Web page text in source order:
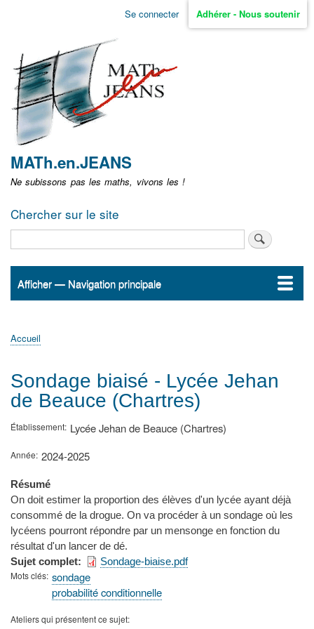
Aller
non
identifié
Se connecter Adhérer - Nous soutenir
MATh.en.JEANS
Ne subissons pas les maths, vivons les !
Chercher sur le site
Navigation
Afficher — Navigation principale
Accueil
ActualitésMATh.en.JEANS ?
Régions et Ateliers
Créer, gérer un atelier
Sujets/Publications
Congrès
d'Ariane
Accueil
Sondage biaisé - Lycée Jehan
de Beauce (Chartres)
Établissement Lycée Jehan de Beauce (Chartres)
Année 2024-2025
Résumé
On doit estimer la proportion des élèves d'un lycée ayant déjà
consommé de la drogue. On va procéder à un sondage où les
lycéens pourront répondre par un mensonge en fonction du
résultat d'un lancer de dé.
Sujet complet
Sondage-biaise.pdf
Mots clés sondage
probabilité conditionnelle
Ateliers qui présentent ce sujet